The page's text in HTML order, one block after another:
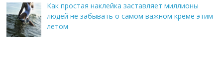
Как простая наклейка заставляет миллионы
людей не забывать о самом важном креме этим
летом